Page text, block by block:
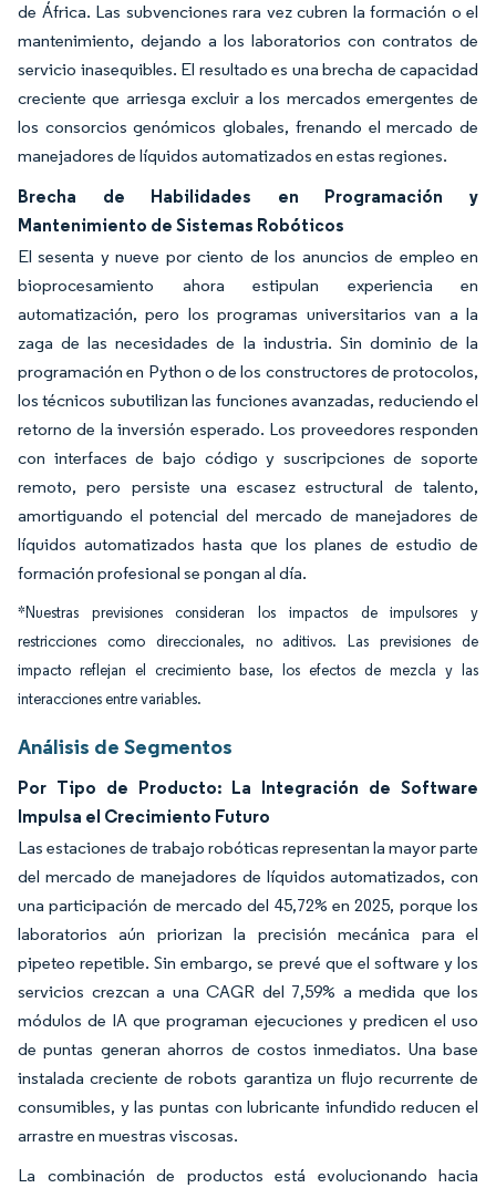
de África. Las subvenciones rara vez cubren la formación o el
mantenimiento, dejando a los laboratorios con contratos de
servicio inasequibles. El resultado es una brecha de capacidad
creciente que arriesga excluir a los mercados emergentes de
los consorcios genómicos globales, frenando el mercado de
manejadores de líquidos automatizados en estas regiones.
Brecha de Habilidades en Programación y
Mantenimiento de Sistemas Robóticos
El sesenta y nueve por ciento de los anuncios de empleo en
bioprocesamiento ahora estipulan experiencia en
automatización, pero los programas universitarios van a la
zaga de las necesidades de la industria. Sin dominio de la
programación en Python o de los constructores de protocolos,
los técnicos subutilizan las funciones avanzadas, reduciendo el
retorno de la inversión esperado. Los proveedores responden
con interfaces de bajo código y suscripciones de soporte
remoto, pero persiste una escasez estructural de talento,
amortiguando el potencial del mercado de manejadores de
líquidos automatizados hasta que los planes de estudio de
formación profesional se pongan al día.
*Nuestras previsiones consideran los impactos de impulsores y
restricciones como direccionales, no aditivos. Las previsiones de
impacto reflejan el crecimiento base, los efectos de mezcla y las
interacciones entre variables.
Análisis de Segmentos
Por Tipo de Producto: La Integración de Software
Impulsa el Crecimiento Futuro
Las estaciones de trabajo robóticas representan la mayor parte
del mercado de manejadores de líquidos automatizados, con
una participación de mercado del 45,72% en 2025, porque los
laboratorios aún priorizan la precisión mecánica para el
pipeteo repetible. Sin embargo, se prevé que el software y los
servicios crezcan a una CAGR del 7,59% a medida que los
módulos de IA que programan ejecuciones y predicen el uso
de puntas generan ahorros de costos inmediatos. Una base
instalada creciente de robots garantiza un flujo recurrente de
consumibles, y las puntas con lubricante infundido reducen el
arrastre en muestras viscosas.
La combinación de productos está evolucionando hacia